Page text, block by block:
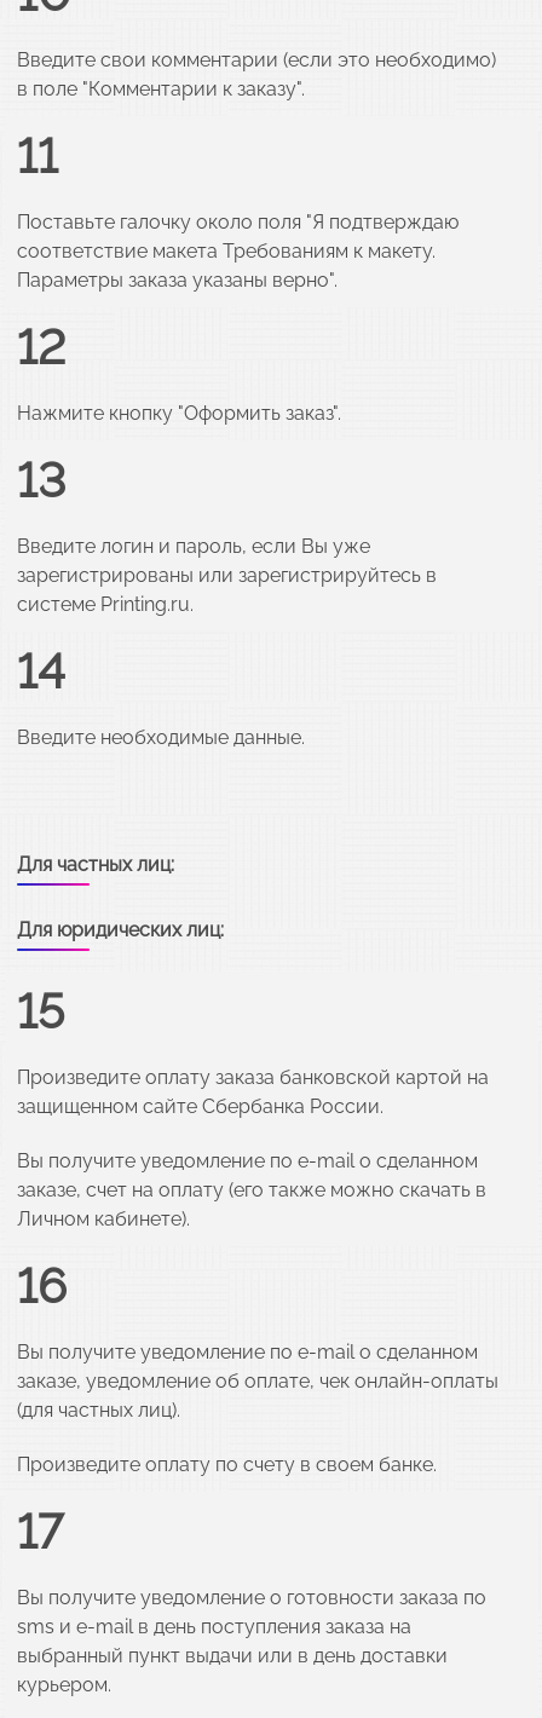
Введите свои комментарии (если это необходимо)
в поле "Комментарии к заказу".
11
Поставьте галочку около поля "Я подтверждаю
соответствие макета Требованиям к макету.
Параметры заказа указаны верно".
12
Нажмите кнопку "Оформить заказ".
13
Введите логин и пароль, если Вы уже
зарегистрированы или зарегистрируйтесь в
системе Printing.ru.
14
Введите необходимые данные.
Для частных лиц:
Для юридических лиц:
15
Произведите оплату заказа банковской картой на
защищенном сайте Сбербанка России.
Вы получите уведомление по e-mail о сделанном
заказе, счет на оплату (его также можно скачать в
Личном кабинете).
16
Вы получите уведомление по e-mail о сделанном
заказе, уведомление об оплате, чек онлайн-оплаты
(для частных лиц).
Произведите оплату по счету в своем банке.
17
Вы получите уведомление о готовности заказа по
sms и e-mail в день поступления заказа на
выбранный пункт выдачи или в день доставки
курьером.